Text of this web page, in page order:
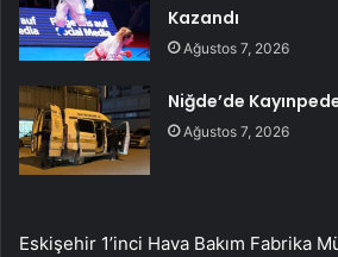
Kazandı
Ağustos 7, 2026
Niğde’de
Ağustos 7, 2026
Eskişehir 1’inci Hava Bakım Fabrika